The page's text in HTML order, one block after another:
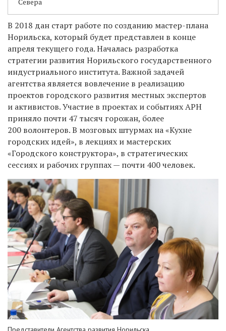
В 2018 дан старт работе по созданию мастер-плана
Норильска, который будет представлен в конце
апреля текущего года. Началась разработка
стратегии развития Норильского государственного
индустриального института. Важной задачей
агентства является вовлечение в реализацию
проектов городского развития местных экспертов
и активистов. Участие в проектах и событиях АРН
приняло почти 47 тысяч горожан, более
200 волонтеров. В мозговых штурмах на «Кухне
городских идей», в лекциях и мастерских
«Городского конструктора», в стратегических
сессиях и рабочих группах — почти 400 человек.